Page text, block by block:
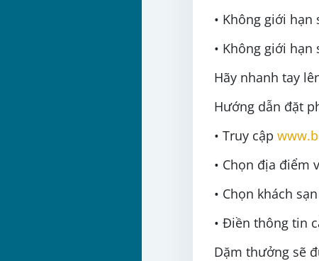
• Không giới
• Không giới
Hãy nhanh tay
Hướng dẫn đặt
• Truy cập
• Chọn địa điểm
• Chọn khách
• Điền thông tin
Dặm thưởng sẽ